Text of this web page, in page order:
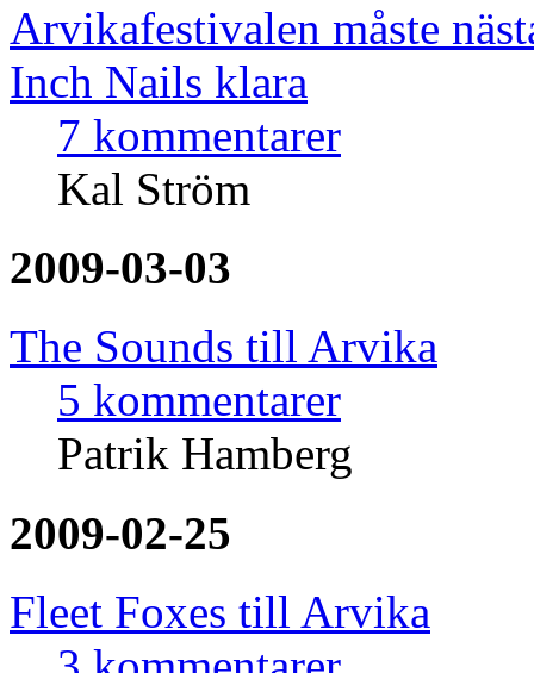
Arvikafestivalen måste
Inch Nails klara
7 kommentarer
Kal Ström
2009-03-03
The Sounds till Arvika
5 kommentarer
Patrik Hamberg
2009-02-25
Fleet Foxes till Arvika